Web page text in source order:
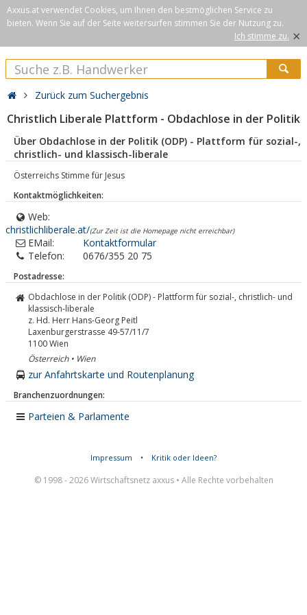
Axxus.at verwendet Cookies, um Ihnen den bestmöglichen Service zu
bieten. Wenn Sie auf der Seite weitersurfen stimmen Sie der Nutzung zu.
Ich stimme zu. ×
Zurück zum Suchergebnis
Christlich Liberale Plattform - Obdachlose in der Politik
Über Obdachlose in der Politik (ODP) - Plattform für sozial-,
christlich- und klassisch-liberale
Österreichs Stimme für Jesus
Kontaktmöglichkeiten:
Web:
christlichliberale.at/(Zur Zeit ist die Homepage nicht erreichbar)
EMail:
Kontaktformular
Telefon:
0676/355 20 75
Postadresse:
Obdachlose in der Politik (ODP) - Plattform für sozial-, christlich- und
klassisch-liberale
z. Hd. Herr Hans-Georg Peitl
Laxenburgerstrasse 49-57/11/7
1100Wien
Österreich • Wien
zur Anfahrtskarte und Routenplanung
Branchenzuordnungen:
Parteien & Parlamente
Impressum • Kritik oder Ideen?
© 1998 - 2026 Wirtschaftsnetz axxus • Alle Rechte vorbehalten